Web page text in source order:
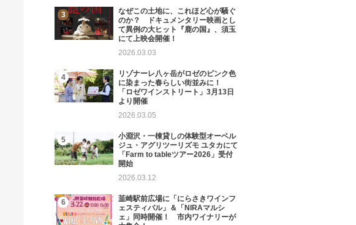
なぜこの土地に、これほど心が騒ぐ
のか？ ドキュメンタリー映画とし
て異例の大ヒット『鹿の国』、須玉
にて上映会開催！
2026.03.03
リゾナーレ八ヶ岳がロゼのピンク色
に染まった春らしい街並みに！
「ロゼワインストリート」3月13日
より開催
2026.03.05
小淵沢・一棟貸しの体験型オーベル
ジュ・アグリツーリズモ ユタカにて
「Farm to tableツアー2026」受付
開始
2026.03.12
韮崎駅前広場に「にらさきワインフ
ェスティバル」＆「NIRAマルシ
ェ」同時開催！ 市内ワイナリーが